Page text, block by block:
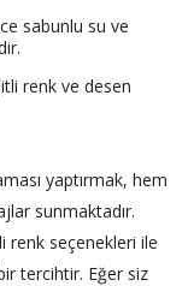
sabunlu su ve
renk ve desen
yaptırmak, hem
sunmaktadır.
renk seçenekleri ile
tercihtir. Eğer siz